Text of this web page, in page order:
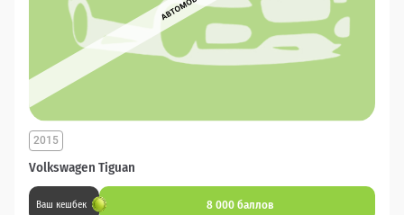
Volkswagen Tiguan
2015
Ваш кешбек 8 000 баллов